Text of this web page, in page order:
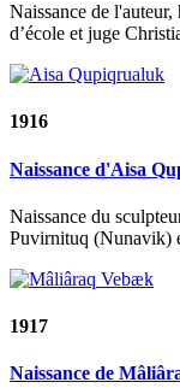
Naissance de
d’école et juge
1916
Naissance d'Aisa
Naissance du
Puvirnituq (Nunavik)
1917
Naissance de